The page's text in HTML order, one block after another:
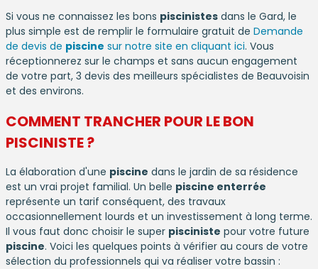
Si vous ne connaissez les bons piscinistes dans le Gard, le
plus simple est de remplir le formulaire gratuit de Demande
de devis de piscine sur notre site en cliquant ici. Vous
réceptionnerez sur le champs et sans aucun engagement
de votre part, 3 devis des meilleurs spécialistes de Beauvoisin
et des environs.
COMMENT TRANCHER POUR LE BON
PISCINISTE?
La élaboration d'une piscine dans le jardin de sa résidence
est un vrai projet familial. Un belle piscine enterrée
représente un tarif conséquent, des travaux
occasionnellement lourds et un investissement à long terme.
Il vous faut donc choisir le super pisciniste pour votre future
piscine. Voici les quelques points à vérifier au cours de votre
sélection du professionnels qui va réaliser votre bassin :